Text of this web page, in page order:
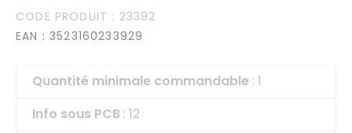
CODE PRODUIT : 23392
EAN : 3523160233929
Quantité minimale commandable : 1
Info sous PCB : 12